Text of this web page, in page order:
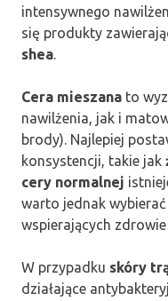
intensywnego
się produkty
shea.
Cera mieszana to
nawilżenia, jak i
brody). Najlepiej
konsystencji, takie jak
cery normalnej
warto jednak
wspierających
W przypadku skóry
działające